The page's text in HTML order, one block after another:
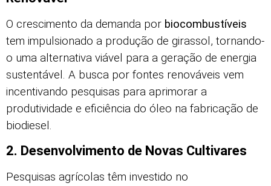
O crescimento da demanda por biocombustíveis
tem impulsionado a produção de girassol, tornando-
o uma alternativa viável para a geração de energia
sustentável. A busca por fontes renováveis vem
incentivando pesquisas para aprimorar a
produtividade e eficiência do óleo na fabricação de
biodiesel.
2. Desenvolvimento de Novas Cultivares
Pesquisas agrícolas têm investido no